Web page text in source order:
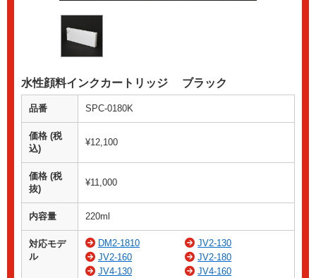
水性顔料インクカートリッジ ブラック
品番 SPC-0180K
価格 (税
込)
¥12,100
価格 (税
抜)
¥11,000
内容量 220ml
対応モデ
ル
DM2-1810
JV2-130
JV2-160
JV2-180
JV4-130
JV4-160